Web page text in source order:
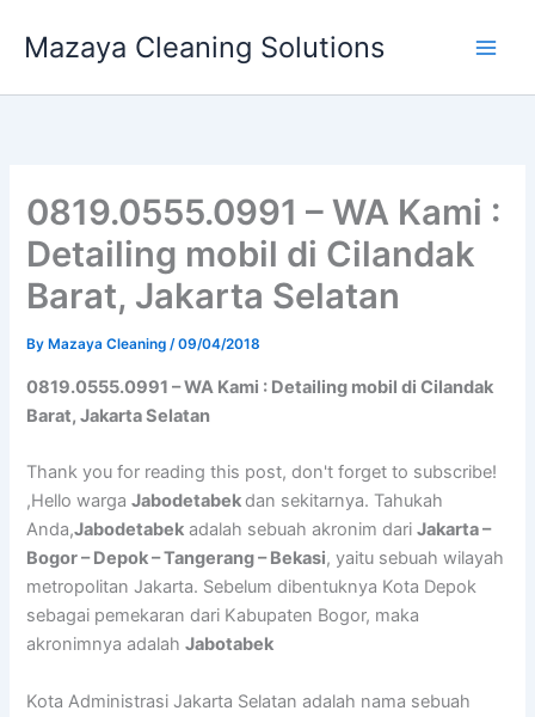
Mazaya Cleaning Solutions
0819.0555.0991 – WA Kami :
Detailing mobil di Cilandak
Barat, Jakarta Selatan
By Mazaya Cleaning/09/04/2018
0819.0555.0991 – WA Kami : Detailing mobil di Cilandak
Barat, Jakarta Selatan
Thank you for reading this post, don't forget to subscribe!
,Hello wargaJabodetabekdan sekitarnya. Tahukah
Anda,Jabodetabek adalah sebuah akronim dariJakarta –
Bogor – Depok – Tangerang – Bekasi, yaitu sebuah wilayah
metropolitan Jakarta. Sebelum dibentuknya Kota Depok
sebagai pemekaran dari Kabupaten Bogor, maka
akronimnya adalahJabotabek
Kota Administrasi Jakarta Selatan adalah nama sebuah